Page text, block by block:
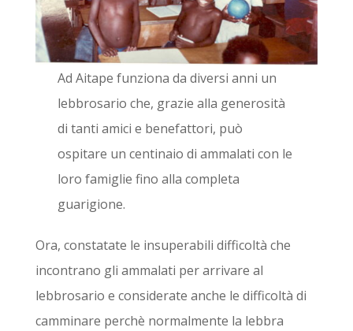
Ad Aitape funziona da diversi anni un
lebbrosario che, grazie alla generosità
di tanti amici e benefattori, può
ospitare un centinaio di ammalati con le
loro famiglie fino alla completa
guarigione.
Ora, constatate le insuperabili difficoltà che
incontrano gli ammalati per arrivare al
lebbrosario e considerate anche le difficoltà di
camminare perchè normalmente la lebbra